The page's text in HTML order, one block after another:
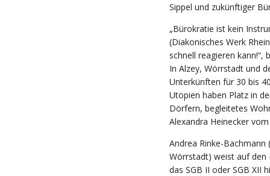
Sippel und zukünftiger
„Bürokratie ist kein
(Diakonisches Werk
schnell reagieren kann!“,
In Alzey, Wörrstadt und
Unterkünften für 30 bis
Utopien haben Platz in
Dörfern, begleitetes
Alexandra Heinecker vom
Andrea Rinke-
Wörrstadt) weist auf den
das SGB II oder SGB XII